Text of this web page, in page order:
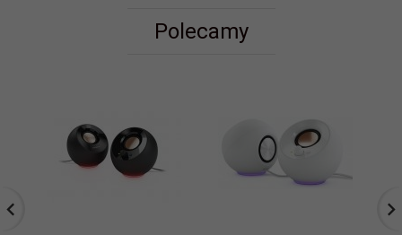
Polecamy